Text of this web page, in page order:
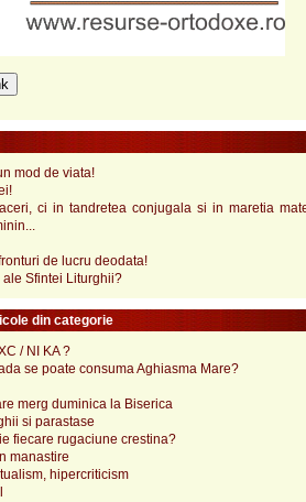
mod de viata!
ci in tandretea conjugala si in maretia
de lucru deodata!
Sfintei Liturghii?
din categorie
/ NI KA ?
se poate consuma Aghiasma Mare?
merg duminica la Biserica
si parastase
fiecare rugaciune crestina?
manastire
hipercriticism